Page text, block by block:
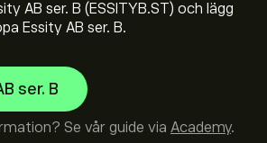
AB ser. B (ESSITYB.ST) och lägg
Essity AB ser. B.
ser. B
Se vår guide via Academy.